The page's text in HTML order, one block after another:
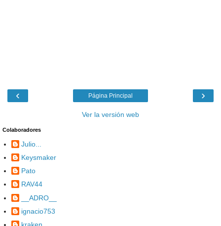
‹ ›
Página Principal
Ver la versión web
Colaboradores
Julio...
Keysmaker
Pato
RAV44
__ADRO__
ignacio753